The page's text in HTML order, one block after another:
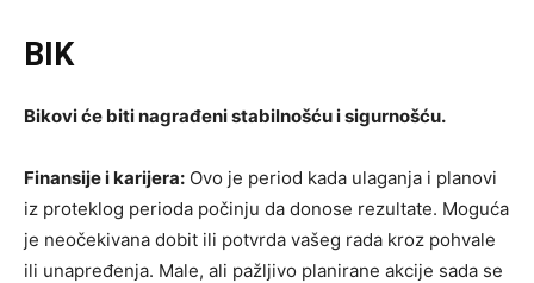
BIK
Bikovi će biti nagrađeni stabilnošću i sigurnošću.
Finansije i karijera: Ovo je period kada ulaganja i planovi
iz proteklog perioda počinju da donose rezultate. Moguća
je neočekivana dobit ili potvrda vašeg rada kroz pohvale
ili unapređenja. Male, ali pažljivo planirane akcije sada se